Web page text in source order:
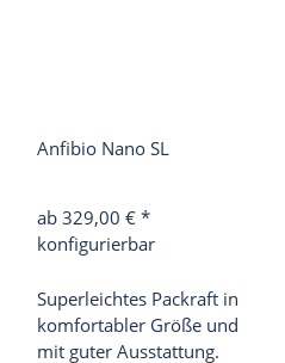
Anfibio Nano SL
ab 329,00 € *
konfigurierbar
Superleichtes Packraft in
komfortabler Größe und
mit guter Ausstattung.